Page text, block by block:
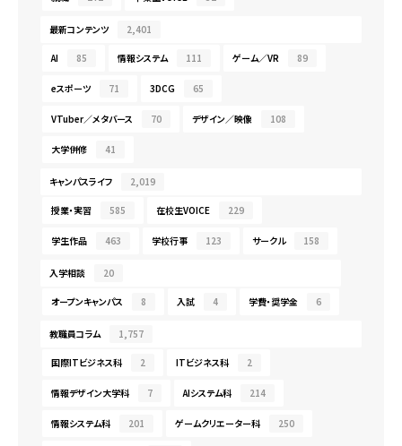
最新コンテンツ 2,401
AI 85 情報システム 111 ゲーム／VR 89
eスポーツ 71 3DCG 65
VTuber／メタバース 70 デザイン／映像 108
大学併修 41
キャンパスライフ 2,019
授業・実習 585 在校生VOICE 229
学生作品 463 学校行事 123 サークル 158
入学相談 20
オープンキャンパス 8 入試 4 学費・奨学金 6
教職員コラム 1,757
国際ITビジネス科 2 ITビジネス科 2
情報デザイン大学科 7 AIシステム科 214
情報システム科 201 ゲームクリエーター科 250